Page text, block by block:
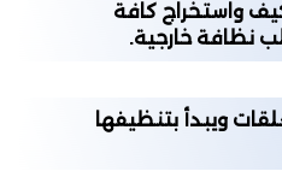
واستخراج كافة
نظافة خارجية.
ويبدأ بتنظيفها